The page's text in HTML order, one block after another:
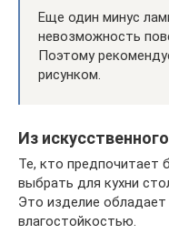
Еще один минус
невозможность
Поэтому
рисунком.
Из
Те, кто предпочитает
выбрать для кухни
Это изделие
влагостойкостью.